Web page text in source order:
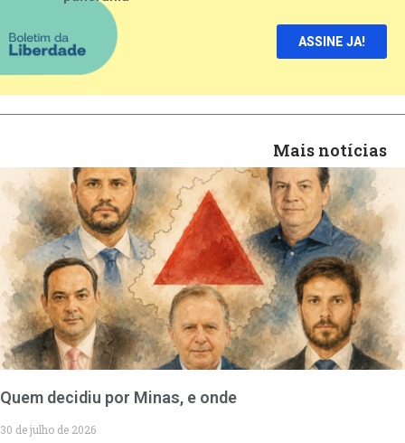
ASSINE JA!
Mais notícias
Quem decidiu por Minas, e onde
30 de julho de 2026